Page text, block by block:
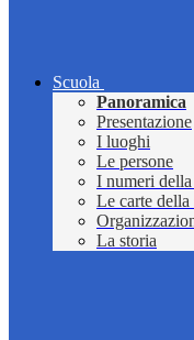
Scuola
Panoramica
Presentazione
I luoghi
Le persone
I numeri della
Le carte della
La storia